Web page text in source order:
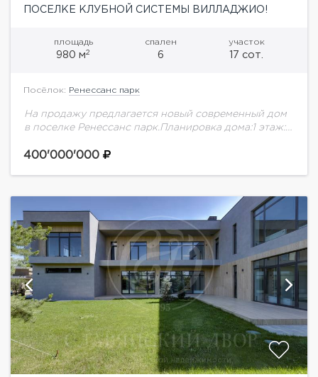
ПОСЕЛКЕ КЛУБНОЙ СИСТЕМЫ ВИЛЛАДЖИО!
площадь
980 м2
спален
6
участок
17 сот.
Посёлок: Ренессанс парк
На продажу предлагается новый современный дом
в поселке Ренессанс парк.Планировка дома:1 этаж:
спальня с гардеробом и с/у, гостевой с/у,
400'000'000